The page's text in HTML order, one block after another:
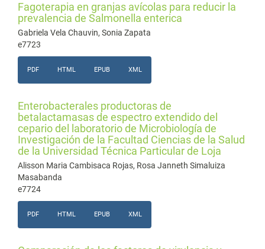
Fagoterapia en granjas avícolas para reducir la
prevalencia de Salmonella enterica
Gabriela Vela Chauvin, Sonia Zapata
e7723
PDF HTML EPUB XML
Enterobacterales productoras de
betalactamasas de espectro extendido del
cepario del laboratorio de Microbiología de
Investigación de la Facultad Ciencias de la Salud
de la Universidad Técnica Particular de Loja
Alisson Maria Cambisaca Rojas, Rosa Janneth Simaluiza
Masabanda
e7724
PDF HTML EPUB XML